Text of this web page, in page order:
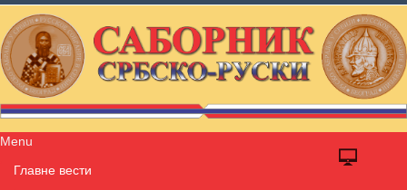
Menu
Главне вести